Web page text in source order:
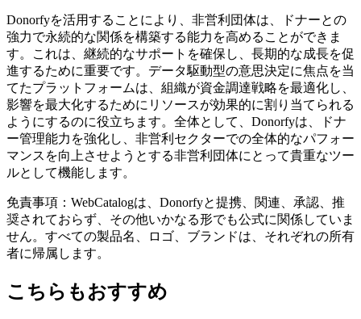
Donorfyを活用することにより、非営利団体は、ドナーとの
強力で永続的な関係を構築する能力を高めることができま
す。これは、継続的なサポートを確保し、長期的な成長を促
進するために重要です。データ駆動型の意思決定に焦点を当
てたプラットフォームは、組織が資金調達戦略を最適化し、
影響を最大化するためにリソースが効果的に割り当てられる
ようにするのに役立ちます。全体として、Donorfyは、ドナ
ー管理能力を強化し、非営利セクターでの全体的なパフォー
マンスを向上させようとする非営利団体にとって貴重なツー
ルとして機能します。
免責事項：WebCatalogは、Donorfyと提携、関連、承認、推
奨されておらず、その他いかなる形でも公式に関係していま
せん。すべての製品名、ロゴ、ブランドは、それぞれの所有
者に帰属します。
こちらもおすすめ